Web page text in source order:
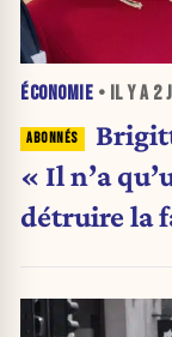
ÉCONOMIE • IL Y A 2
« Il n’a
détruire la